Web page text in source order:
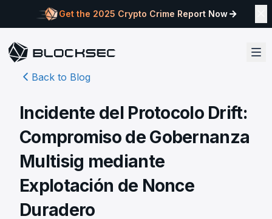
Get the 2025 Crypto Crime Report Now
Back to Blog
Incidente del Protocolo Drift:
Compromiso de Gobernanza
Multisig mediante
Explotación de Nonce
Duradero